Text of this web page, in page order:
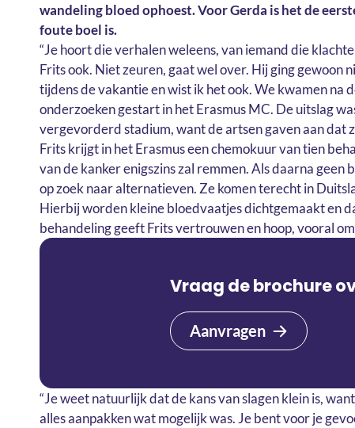
wandeling bloed ophoest. Voor Gerda is het de
foute boel is.
“Je hoort die verhalen weleens, van iemand die
Frits ook. Niet zeuren, gaat wel over. Hij ging gewoon
tijdens de vakantie en wist ik het ook. We kwamen na
onderzoeken gestart in het Erasmus MC. De uitslag
vergevorderd stadium, want de artsen gaven aan dat
Frits krijgt in het Erasmus een chemokuur van tien
van de kanker enigszins zal remmen. Als daarna geen
op zoek naar alternatieven. Ze komen terecht in
Hierbij worden kleine bloedvaatjes dichtgemaakt en
behandeling geeft Frits vertrouwen en hoop, vooral
Vraag de brochure
Aanvragen
“Je weet natuurlijk dat de kans van slagen klein is,
alles aanpakken wat mogelijk was. Je bent voor je